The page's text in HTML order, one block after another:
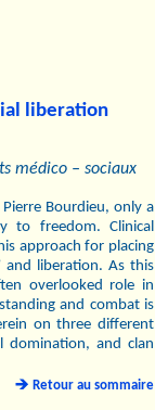
liberation
médico – sociaux
Bourdieu, only a
to freedom. Clinical
approach for placing
and liberation. As this
overlooked role in
and combat is
on three different
domination, and clan
Retour au sommaire